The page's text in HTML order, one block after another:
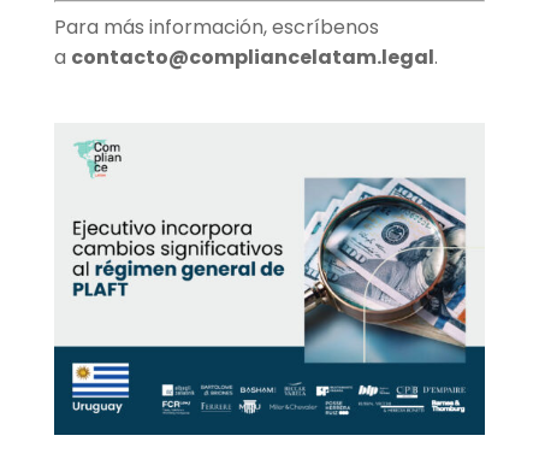
Para más información, escríbenos
a contacto@compliancelatam.legal.